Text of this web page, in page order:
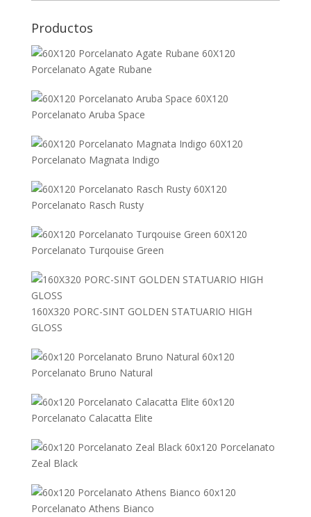
Productos
60X120
Porcelanato Agate Rubane
60X120
Porcelanato Aruba Space
60X120
Porcelanato Magnata Indigo
60X120
Porcelanato Rasch Rusty
60X120
Porcelanato Turqouise Green
160X320 PORC-SINT GOLDEN STATUARIO HIGH
GLOSS
60x120
Porcelanato Bruno Natural
60x120
Porcelanato Calacatta Elite
60x120 Porcelanato
Zeal Black
60x120
Porcelanato Athens Bianco